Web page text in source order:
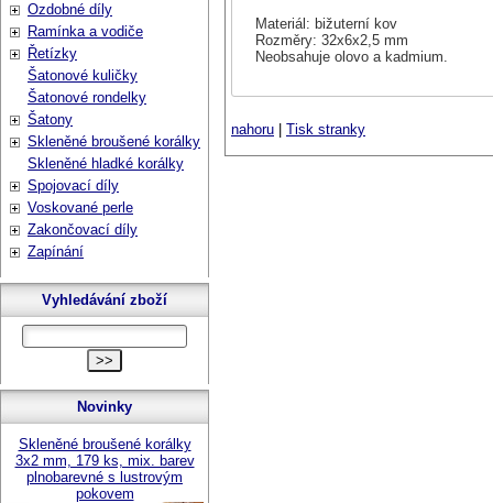
Materiál: bižuterní kov
Rozměry: 32x6x2,5 mm
Neobsahuje olovo a kadmium.
nahoru Tisk stranky
Ozdobné díly
Ramínka a vodiče
Řetízky
Šatonové kuličky
Šatonové rondelky
Šatony
Skleněné broušené korálky
Skleněné hladké korálky
Spojovací díly
Voskované perle
Zakončovací díly
Zapínání
Vyhledávání zboží
Novinky
Skleněné broušené korálky
3x2 mm, 179 ks, mix. barev
plnobarevné s lustrovým
pokovem